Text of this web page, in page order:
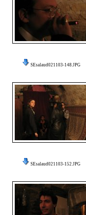
SEsalaud021103-148.JPG
SEsalaud021103-152.JPG